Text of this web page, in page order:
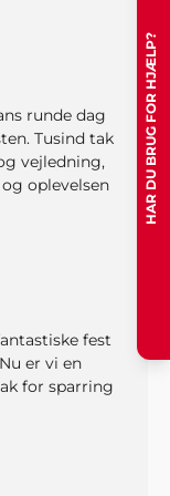
runde dag
Tusind tak
vejledning,
oplevelsen
fest
er vi en
for sparring
HAR DU BRUG FOR HJÆLP?